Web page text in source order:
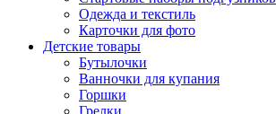
Одежда и текстиль
Карточки для фото
Детские товары
Бутылочки
Ванночки для купания
Горшки
Грелки